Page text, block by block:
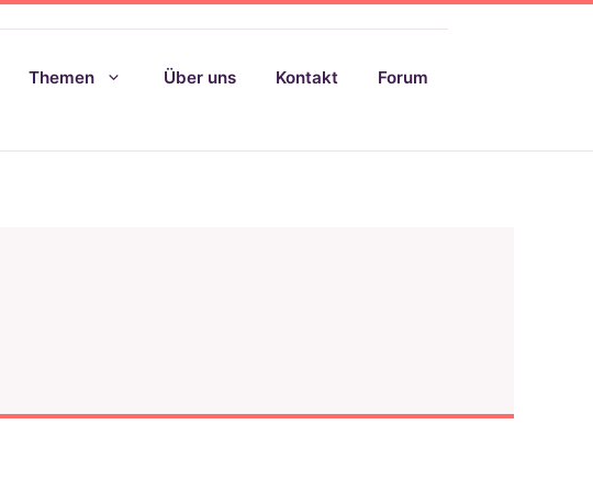
Themen Über uns Kontakt Forum